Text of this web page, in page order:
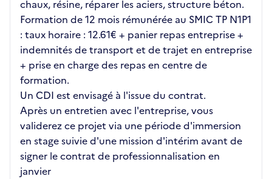
chaux, résine, réparer les aciers, structure béton.
Formation de 12 mois rémunérée au SMIC TP N1P1
: taux horaire : 12.61€ + panier repas entreprise +
indemnités de transport et de trajet en entreprise
+ prise en charge des repas en centre de
formation.
Un CDI est envisagé à l'issue du contrat.
Après un entretien avec l'entreprise, vous
validerez ce projet via une période d'immersion
en stage suivie d'une mission d'intérim avant de
signer le contrat de professionnalisation en
janvier